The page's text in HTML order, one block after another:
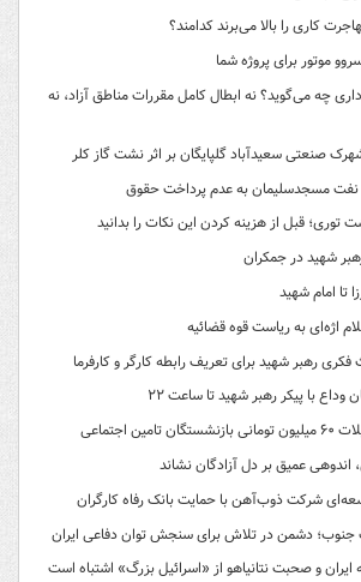
کاری را بالا می‌برند کدامند؟
موتور برای پروژه شما
چه می‌گوید؟ نه ابطال کامل مقررات مناطق آزاد، نه
نفت مسجدسلیمان به عدم پرداخت حقوق
قبل از هزینه کردن این نکات را بدانید
شهید در جمکران
تا امام شهید
اژه‌ای به ریاست قوه‌ قضائیه
رهبر شهید برای تعریف رابطه کارگر و کارفرما
وداع با پیکر رهبر شهید تا ساعت ۲۲
اجتماعی
عمیق بر دل آزادگان نشاند
شرکت ذوب‌آهن با حمایت‌ بانک رفاه کارگران
جنوب؛ دشمن در تلاش برای سنجش توان دفاعی ایران
ایران و صحبت نتانیاهو از «اسرائیل بزرگ» اشتباه است